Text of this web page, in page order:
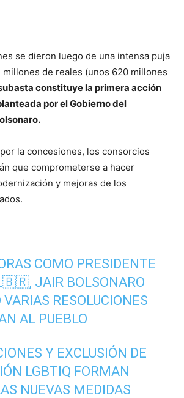
se dieron luego de una intensa puja
de reales (unos 620 millones
constituye la primera acción
por el Gobierno del
la concesiones, los consorcios
que comprometerse a hacer
y mejoras de los
COMO PRESIDENTE
🇧🇷, JAIR BOLSONARO
VARIAS RESOLUCIONES
AL PUEBLO
Y EXCLUSIÓN DE
LGBTIQ FORMAN
NUEVAS MEDIDAS